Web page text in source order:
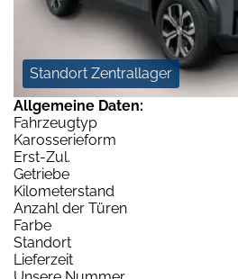
Standort Zentrallager
Allgemeine Daten:
Fahrzeugtyp
Karosserieform
Erst-Zul.
Getriebe
Kilometerstand
Anzahl der Türen
Farbe
Standort
Lieferzeit